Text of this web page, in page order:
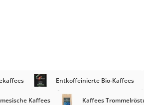
Entkoffeinierte Bio-Kaffees
Kaffees Kaffees